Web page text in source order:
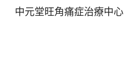
中元堂旺角痛症治療中心